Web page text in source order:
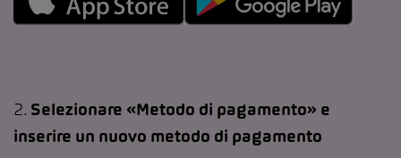
2. Selezionare «Metodo di pagamento» e
inserire un nuovo metodo di pagamento